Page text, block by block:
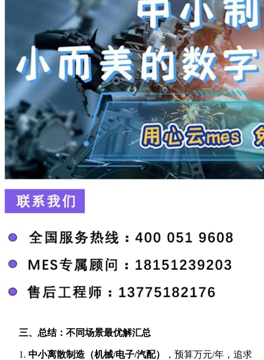
三、总结：不同场景最优解汇总
1. 中小离散制造（机械/电子/汽配）
，预算万元/年，追求